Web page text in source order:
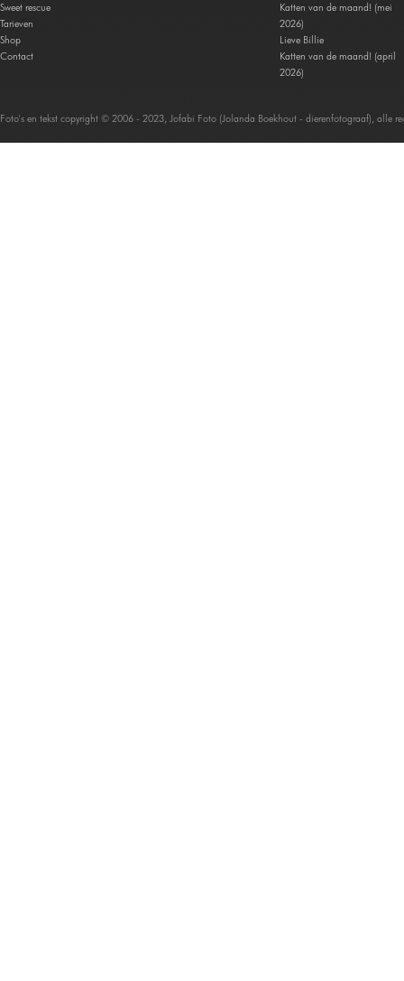
Sweet rescue
Tarieven
Shop
Contact
Katten van de maand! (mei
2026)
Lieve Billie
Katten van de maand! (april
2026)
Foto's en tekst copyright © 2006 - 2023, Jofabi Foto (Jolanda Boekhout - dierenfotograaf), alle